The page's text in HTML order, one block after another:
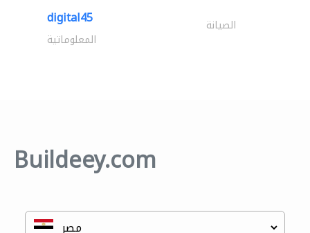
digital45 الصيانة
المعلوماتية
Buildeey.com